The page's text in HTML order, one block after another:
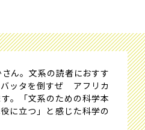
ん。文系の読者におすす
ッタを倒すぜ アフリカ
。「文系のための科学本
に立つ」と感じた科学の